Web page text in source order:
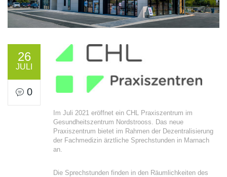
26
JULI
0
Im Juli 2021 eröffnet ein CHL Praxiszentrum im
Gesundheitszentrum Nordstrooss. Das neue
Praxiszentrum bietet im Rahmen der Dezentralisierung
der Fachmedizin ärztliche Sprechstunden in Marnach
an.
Die Sprechstunden finden in den Räumlichkeiten des